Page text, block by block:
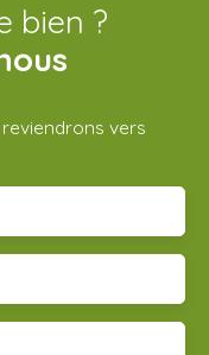
bien ?
vers